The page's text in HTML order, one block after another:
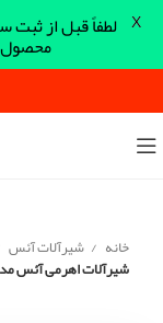
خانه شیرآلات آئس
شیرآلات اهرمی آئس
لطفاً قبل از ثبت
محصول
X